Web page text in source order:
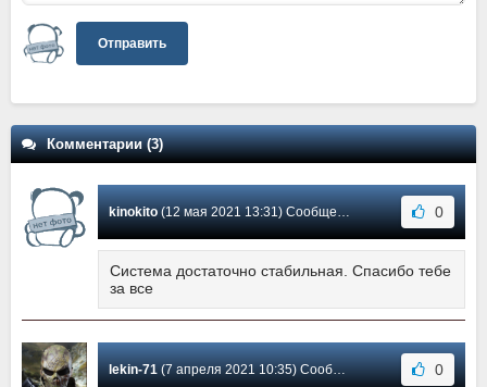
Отправить
Комментарии (3)
kinokito(12 мая 2021 13:31) Сообщение #3 0
Система достаточно стабильная. Спасибо тебе
за все
lekin-71(7 апреля 2021 10:35) Сообщение #2 0